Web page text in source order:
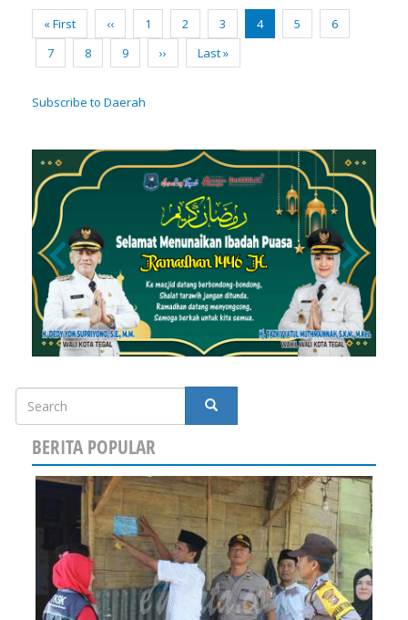
Pagination
First
page
« First
Previous
page
‹‹ Page
1 Page
2 Page
3
Current
page
4 Page
5 Page
6
Page
7 Page
8 Page
9
Next
page
››
Last
page
Last »
Subscribe to Daerah
Search
SEARCH
BERITA POPULAR